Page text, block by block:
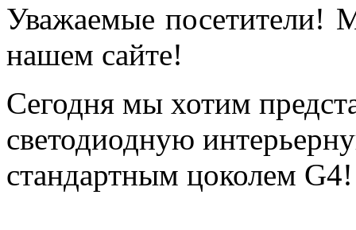
Уважаемые посетители!
нашем сайте!
Сегодня мы хотим
светодиодную
стандартным цоколем